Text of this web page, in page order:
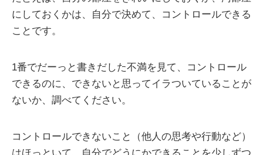
にしておくかは、自分で決めて、コントロールできる
ことです。
1番でだーっと書きだした不満を見て、コントロール
できるのに、できないと思ってイラついていることが
ないか、調べてください。
コントロールできないこと（他人の思考や行動など）
はほっといて、自分でどうにかできることを少しずつ